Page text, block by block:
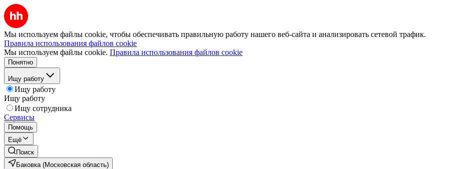
Мы используем файлы cookie, чтобы обеспечивать правильную работу нашего веб-сайта и анализировать сетевой трафик.
Правила использования файлов cookie
Мы используем файлы cookie. Правила использования файлов cookie
Понятно
Ищу работу
Ищу работу
Ищу работу
Ищу сотрудника
Сервисы
Помощь
Ещё
Поиск
Баковка (Московская область)